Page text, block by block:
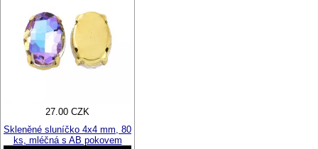
27.00 CZK
Skleněné sluníčko 4x4 mm, 80
ks, mléčná s AB pokovem